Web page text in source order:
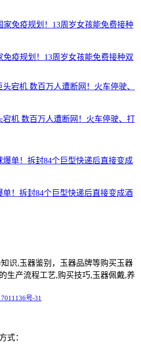
免疫规划！13周岁女孩能免费接种双
宕机 数百万人遭断网！火车停驶、打
单！拆封84个巨型快递后直接变成酒
识,玉器鉴别，玉器品牌等购买玉器
生产流程工艺,购买技巧,玉器佩戴,养
号-31
式：